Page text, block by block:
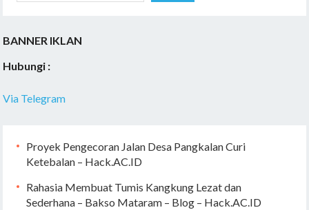
BANNER IKLAN
Hubungi :
Via Telegram
Proyek Pengecoran Jalan Desa Pangkalan Curi
Ketebalan – Hack.AC.ID
Rahasia Membuat Tumis Kangkung Lezat dan
Sederhana – Bakso Mataram – Blog – Hack.AC.ID